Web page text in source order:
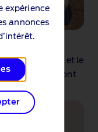
expérience
annonces
« Mach‑E 4 » et le
Special » ont